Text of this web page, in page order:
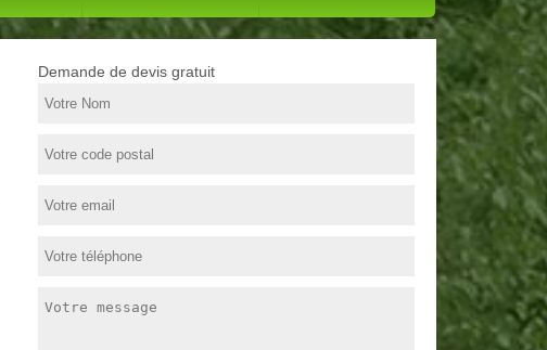
Demande de devis gratuit